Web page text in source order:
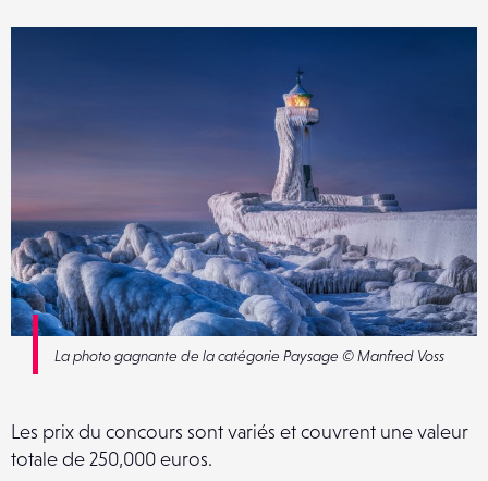
La photo gagnante de la catégorie Paysage © Manfred Voss
Les prix du concours sont variés et couvrent une valeur
totale de 250,000 euros.